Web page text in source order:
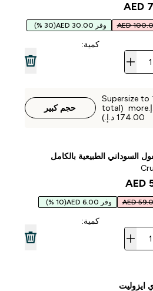
وفر 30.00 AED (30 %)
كمية:
Supersize to
‏104.00 د.إ.‏‎ more (total
حجم كبير
السوداني الطبيعية بالكامل
وفر 6.00 AED (10 %)
كمية:
ايزوليت